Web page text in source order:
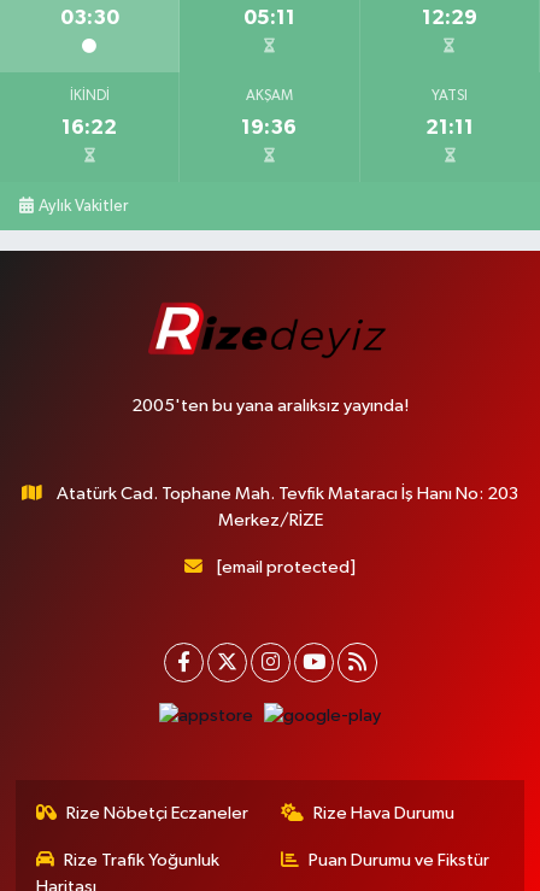
03:30 05:11 12:29
İKINDI
16:22
AKŞAM
19:36
YATSI
21:11
Aylık Vakitler
2005'ten bu yana aralıksız yayında!
Atatürk Cad. Tophane Mah. Tevfik Mataracı İş Hanı No: 203
Merkez/RİZE
[email protected]
Rize Nöbetçi Eczaneler Rize Hava Durumu
Rize Trafik Yoğunluk
Haritası
Puan Durumu ve Fikstür